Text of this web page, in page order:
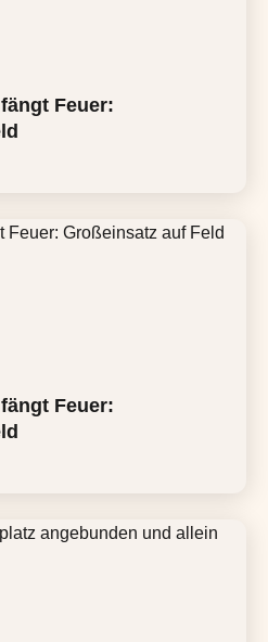
Feuer:
Feuer: